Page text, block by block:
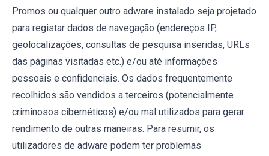
Promos ou qualquer outro adware instalado seja projetado
para registar dados de navegação (endereços IP,
geolocalizações, consultas de pesquisa inseridas, URLs
das páginas visitadas etc.) e/ou até informações
pessoais e confidenciais. Os dados frequentemente
recolhidos são vendidos a terceiros (potencialmente
criminosos cibernéticos) e/ou mal utilizados para gerar
rendimento de outras maneiras. Para resumir, os
utilizadores de adware podem ter problemas